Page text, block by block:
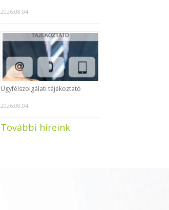
2026.08.04.
Ügyfélszolgálati tájékoztató
2026.08.04.
További híreink